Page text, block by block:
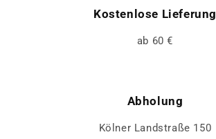
Kostenlose Lieferung
ab 60 €
Abholung
Kölner Landstraße 150